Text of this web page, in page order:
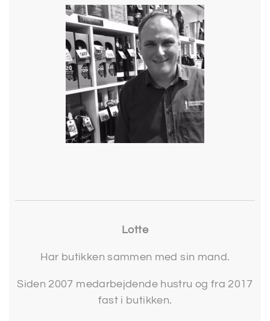
Lotte
Har butikken sammen med sin mand.
Siden 2007 medarbejdende hustru og fra 2017
fast i butikken.